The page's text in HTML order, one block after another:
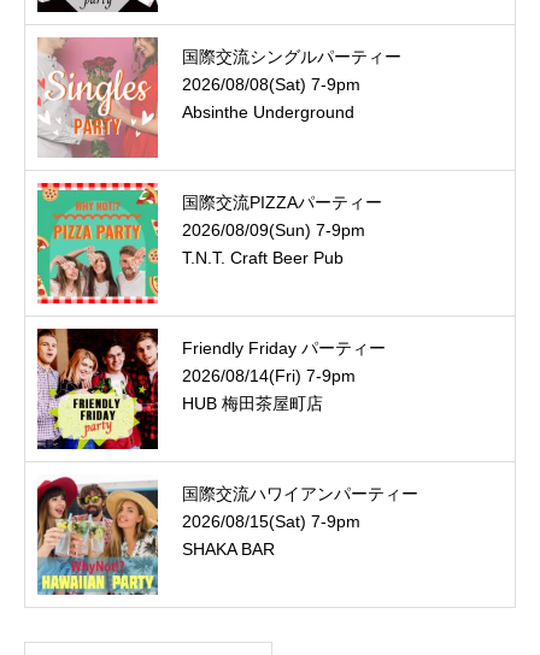
国際交流シングルパーティー
2026/08/08(Sat) 7-9pm
Absinthe Underground
国際交流PIZZAパーティー
2026/08/09(Sun) 7-9pm
T.N.T. Craft Beer Pub
Friendly Friday パーティー
2026/08/14(Fri) 7-9pm
HUB 梅田茶屋町店
国際交流ハワイアンパーティー
2026/08/15(Sat) 7-9pm
SHAKA BAR